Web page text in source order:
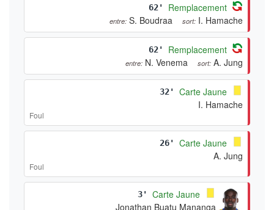
62' Remplacement
entre: S. Boudraa sort: I. Hamache
62' Remplacement
entre: N. Venema sort: A. Jung
32'
Carte Jaune
I. Hamache
Foul
26'
Carte Jaune
A. Jung
Foul
3'
Carte Jaune
Jonathan Buatu Mananga